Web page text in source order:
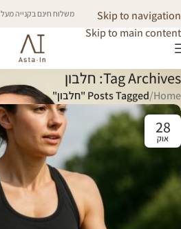
Skip to navigation
Skip to main content
משלוח חינם בקנייה מעל 450 ₪
Tag Archives: חלבון
Home
/Posts Tagged "חלבון"
28
אוק